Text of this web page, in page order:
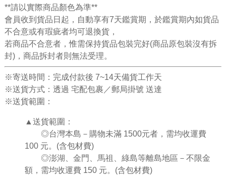
**請以實際商品顏色為準**
會員收到貨品日起，自動享有7天鑑賞期，於鑑賞期內如貨品
不合意或有瑕疵者均可退換貨，
若商品不合意者，惟需保持貨品包裝完好(商品原包裝沒有拆
封)，商品拆封者則無法受理。
※寄送時間：完成付款後 7~14天備貨工作天
※送貨方式：透過 宅配包裹／郵局掛號 送達
※送貨範圍：
▲送貨範圍：
◎台灣本島－購物未滿 1500元者，需均收運費
100 元。(含包材費)
◎澎湖、金門、馬祖、綠島等離島地區－不限金
額，需均收運費 150 元。(含包材費)